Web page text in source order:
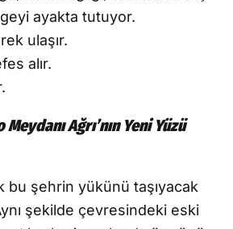
ayakta tutuyor.
ulaşır.
alır.
Ağrı’nın Yeni Yüzü
bu şehrin yükünü taşıyacak
şekilde çevresindeki eski